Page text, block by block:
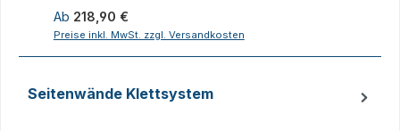
Regulärer Preis:
Ab 218,90 €
Preise inkl. MwSt. zzgl. Versandkosten
Seitenwände Klettsystem